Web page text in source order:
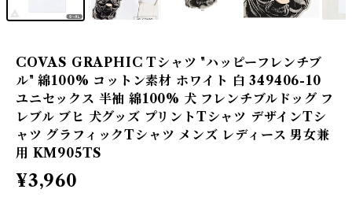
COVAS GRAPHIC Tシャツ "ハッピーフレンチブ
ル" 綿100% コットン素材 ホワイト 白 349406-10
ユニセックス 半袖 綿100% 犬 フレンチブルドッグ フ
レブル ブヒ 犬グッズ プリントTシャツ デザインTシ
ャツ グラフィックTシャツ メンズ レディース 男女兼
用 KM905TS
¥3,960